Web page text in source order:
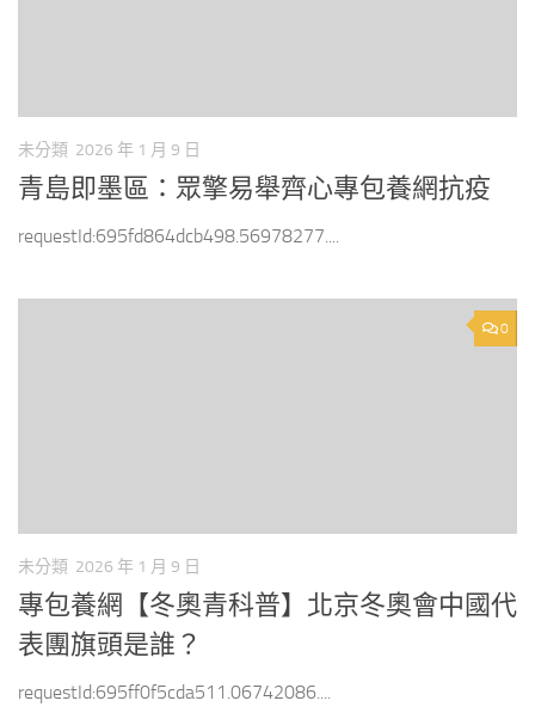
未分類 2026 年 1 月 9 日
青島即墨區：眾擎易舉齊心專包養網抗疫
requestId:695fd864dcb498.56978277....
0
未分類 2026 年 1 月 9 日
專包養網【冬奧青科普】北京冬奧會中國代
表團旗頭是誰？
requestId:695ff0f5cda511.06742086....